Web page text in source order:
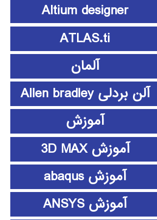
Altium designer
ATLAS.ti
آلمان
آلن بردلی Allen bradley
آموزش
آموزش 3D MAX
آموزش abaqus
آموزش ANSYS